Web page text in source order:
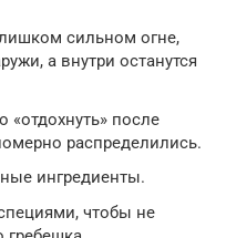
сильном огне,
а внутри останутся
«отдохнуть» после
распределились.
ингредиенты.
чтобы не